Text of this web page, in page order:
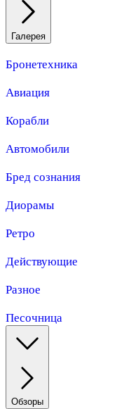
Галерея
Бронетехника
Авиация
Корабли
Автомобили
Бред сознания
Диорамы
Ретро
Действующие
Разное
Песочница
Обзоры